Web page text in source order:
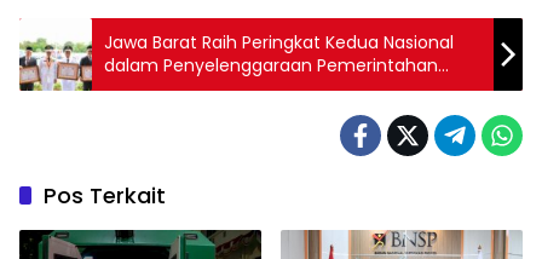
Jawa Barat Raih Peringkat Kedua Nasional
dalam Penyelenggaraan Pemerintahan
Daerah
Pos Terkait